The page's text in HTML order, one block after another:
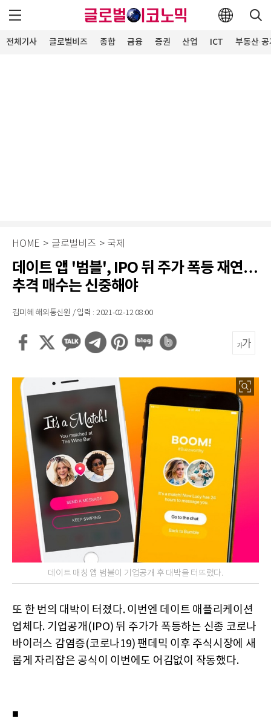
전체기사 글로벌비즈 종합 금융 증권 산업 ICT 부동산·
HOME > 글로벌비즈 > 국제
데이트 앱 '범블', IPO 뒤 주가 폭등 재연…
추격 매수는 신중해야
김미혜 해외통신원 / 입력 : 2021-02-12 08:00
데이트 매칭 앱 범블이 기업공개 후 대박을 터뜨렸다.
또 한 번의 대박이 터졌다. 이번엔 데이트 애플리케이션
업체다. 기업공개(IPO) 뒤 주가가 폭등하는 신종 코로나
바이러스 감염증(코로나19) 팬데믹 이후 주식시장에 새
롭게 자리잡은 공식이 이번에도 어김없이 작동했다.
■